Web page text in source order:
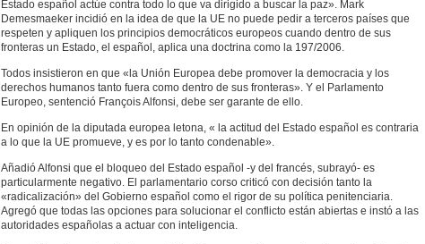
Estado español actúe contra todo lo que va dirigido a buscar la paz». Mark
Demesmaeker incidió en la idea de que la UE no puede pedir a terceros países que
respeten y apliquen los principios democráticos europeos cuando dentro de sus
fronteras un Estado, el español, aplica una doctrina como la 197/2006.
Todos insistieron en que «la Unión Europea debe promover la democracia y los
derechos humanos tanto fuera como dentro de sus fronteras». Y el Parlamento
Europeo, sentenció François Alfonsi, debe ser garante de ello.
En opinión de la diputada europea letona, « la actitud del Estado español es contraria
a lo que la UE promueve, y es por lo tanto condenable».
Añadió Alfonsi que el bloqueo del Estado español -y del francés, subrayó- es
particularmente negativo. El parlamentario corso criticó con decisión tanto la
«radicalización» del Gobierno español como el rigor de su política penitenciaria.
Agregó que todas las opciones para solucionar el conflicto están abiertas e instó a las
autoridades españolas a actuar con inteligencia.